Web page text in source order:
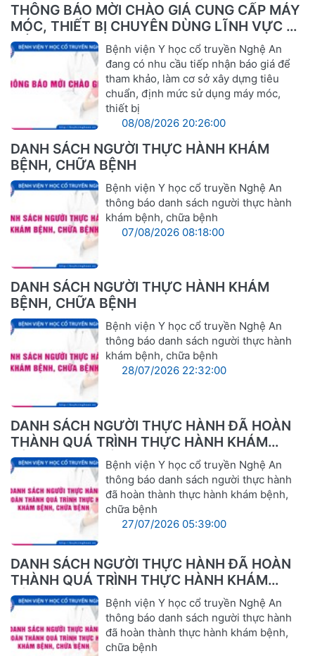
THÔNG BÁO MỜI CHÀO GIÁ CUNG CẤP MÁY
MÓC, THIẾT BỊ CHUYÊN DÙNG LĨNH VỰC Y
TẾ
Bệnh viện Y học cổ truyền Nghệ An
đang có nhu cầu tiếp nhận báo giá để
tham khảo, làm cơ sở xây dựng tiêu
chuẩn, định mức sử dụng máy móc,
thiết bị
08/08/2026 20:26:00
DANH SÁCH NGƯỜI THỰC HÀNH KHÁM
BỆNH, CHỮA BỆNH
Bệnh viện Y học cổ truyền Nghệ An
thông báo danh sách người thực hành
khám bệnh, chữa bệnh
07/08/2026 08:18:00
DANH SÁCH NGƯỜI THỰC HÀNH KHÁM
BỆNH, CHỮA BỆNH
Bệnh viện Y học cổ truyền Nghệ An
thông báo danh sách người thực hành
khám bệnh, chữa bệnh
28/07/2026 22:32:00
DANH SÁCH NGƯỜI THỰC HÀNH ĐÃ HOÀN
THÀNH QUÁ TRÌNH THỰC HÀNH KHÁM
BỆNH, CHỮA BỆNHBệnh viện Y học cổ truyền Nghệ An
thông báo danh sách người thực hành
đã hoàn thành thực hành khám bệnh,
chữa bệnh
27/07/2026 05:39:00
DANH SÁCH NGƯỜI THỰC HÀNH ĐÃ HOÀN
THÀNH QUÁ TRÌNH THỰC HÀNH KHÁM
BỆNH, CHỮA BỆNHBệnh viện Y học cổ truyền Nghệ An
thông báo danh sách người thực hành
đã hoàn thành thực hành khám bệnh,
chữa bệnh